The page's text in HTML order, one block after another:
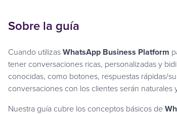
Sobre la guía
Cuando utilizasWhatsApp Business Platform
tener conversaciones ricas, personalizadas y
conocidas, como botones, respuestas rápidas/
conversaciones con los clientes serán naturales
Nuestra guía cubre los conceptos básicos de